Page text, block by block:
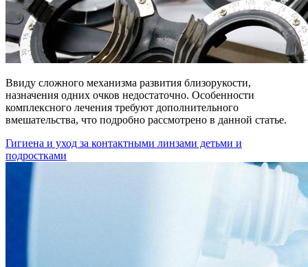
Ввиду сложного механизма развития близорукости,
назначения одних очков недостаточно. Особенности
комплексного лечения требуют дополнительного
вмешательства, что подробно рассмотрено в данной статье.
Гигиена и уход за контактными линзами детьми и
подростками